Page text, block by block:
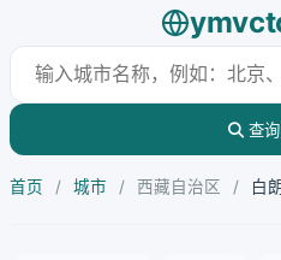
查询
首页 / 城市 / 西藏自治区 / 白